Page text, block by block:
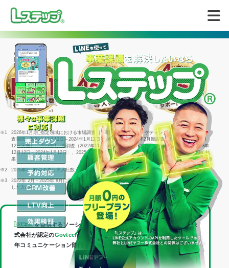
を提供するソーシャルデータバンク株式会社は、
LINEヤフー株
式会社が認定のGovtech Partnerであり、Technology Partner（2026
年コミュニケーション部門・最上位「Premier」）に認定されました。
※1
2026年1月期_指定領域における市場調査 ｜ 調査機関：日本マーケティングリサーチ機構 ｜ 調
査期間：2023年12月12日～2024年1月12日 ｜ 4年連続＝2022年2月期調査（同年1月25日～2月
12日実施）、2023年1月期調査（2022年11月29日～1月16日実施）、2024年1月期調査（2023年
12月12日～2024年1月12日）、2025年1月期調査（2024年12月23日～2025年1月15日）に続く結
果
※2 2026年3月時点の累計導入社数
※3
2022年 2月～2025年 8月に回答した個別相談サポートアンケート1316件のうち「満足」と回答
した方の割合